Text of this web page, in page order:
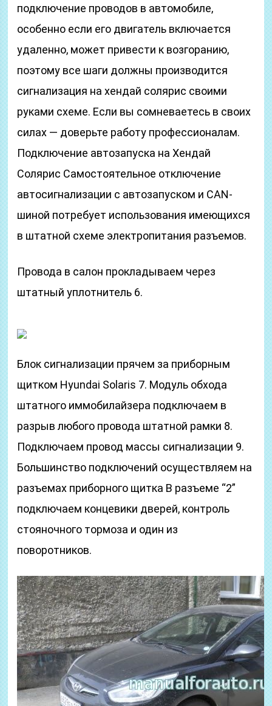
подключение проводов в автомобиле,
особенно если его двигатель включается
удаленно, может привести к возгоранию,
поэтому все шаги должны производится
сигнализация на хендай солярис своими
руками схеме. Если вы сомневаетесь в своих
силах — доверьте работу профессионалам.
Подключение автозапуска на Хендай
Солярис Самостоятельное отключение
автосигнализации с автозапуском и CAN-
шиной потребует использования имеющихся
в штатной схеме электропитания разъемов.
Провода в салон прокладываем через
штатный уплотнитель 6.
Блок сигнализации прячем за приборным
щитком Hyundai Solaris 7. Модуль обхода
штатного иммобилайзера подключаем в
разрыв любого провода штатной рамки 8.
Подключаем провод массы сигнализации 9.
Большинство подключений осуществляем на
разъемах приборного щитка В разъеме “2”
подключаем концевики дверей, контроль
стояночного тормоза и один из
поворотников.